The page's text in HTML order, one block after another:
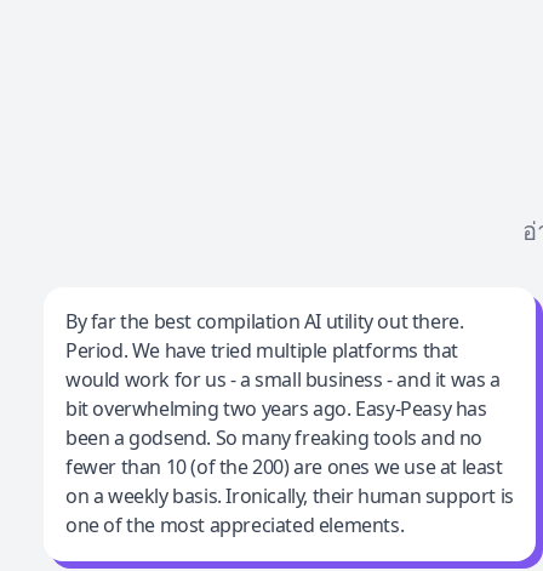
Jeff Wilson
By far the best compilation AI utility
By far the best compilation AI utility out there.
Period. We have tried multiple platforms that
would work for us - a small business - and it was a
bit overwhelming two years ago. Easy-Peasy has
been a godsend. So many freaking tools and no
fewer than 10 (of the 200) are ones we use at least
on a weekly basis. Ironically, their human support is
one of the most appreciated elements.